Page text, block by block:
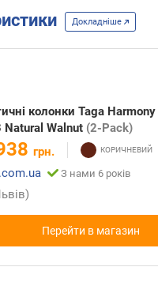
Докладніше
колонки Taga
Natural Walnut (2-Pack)
грн.
З нами 6 років
Перейти в магазин